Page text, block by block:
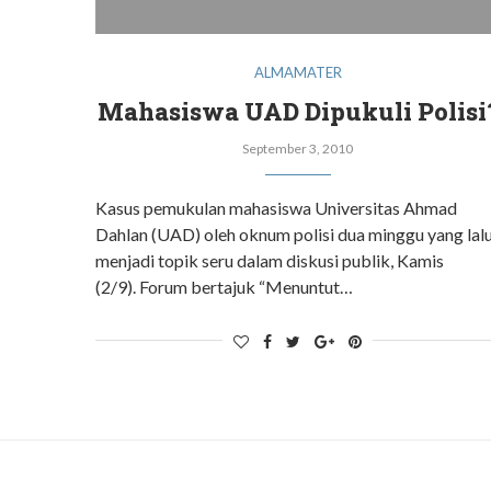
ALMAMATER
Mahasiswa UAD Dipukuli
September 3, 2010
Kasus pemukulan mahasiswa Universitas Ahmad
Dahlan (UAD) oleh oknum polisi dua minggu yang
menjadi topik seru dalam diskusi publik, Kamis
(2/9). Forum bertajuk “Menuntut…